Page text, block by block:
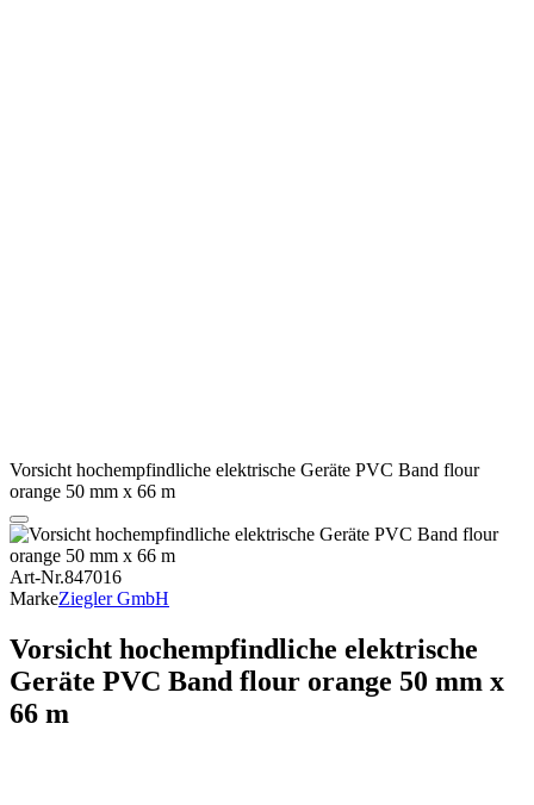
Vorsicht hochempfindliche elektrische Geräte PVC Band flour
orange 50 mm x 66 m
Art-Nr.847016
MarkeZiegler GmbH
Vorsicht hochempfindliche elektrische
Geräte PVC Band flour orange 50 mm x
66 m